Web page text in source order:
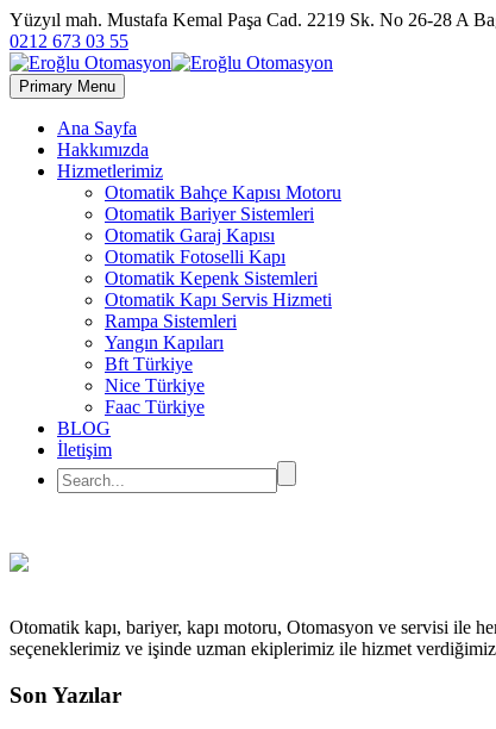
Yüzyıl mah. Mustafa Kemal Paşa Cad. 2219 Sk. No 26-28 A
0212 673 03 55
Primary Menu
Ana Sayfa
Hakkımızda
Hizmetlerimiz
Otomatik Bahçe Kapısı Motoru
Otomatik Bariyer Sistemleri
Otomatik Garaj Kapısı
Otomatik Fotoselli Kapı
Otomatik Kepenk Sistemleri
Otomatik Kapı Servis Hizmeti
Rampa Sistemleri
Yangın Kapıları
Bft Türkiye
Nice Türkiye
Faac Türkiye
BLOG
İletişim
Otomatik kapı, bariyer, kapı motoru, Otomasyon ve servisi ile
seçeneklerimiz ve işinde uzman ekiplerimiz ile hizmet
Son Yazılar